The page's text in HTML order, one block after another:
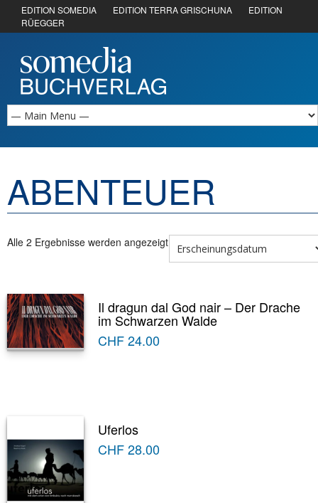
EDITION SOMEDIA EDITION TERRA GRISCHUNA
EDITION
RÜEGGER
ABENTEUER
Alle 2 Ergebnisse werden angezeigt
Il dragun dal God nair – Der Drache
im Schwarzen Walde
CHF24.00
Uferlos
CHF28.00